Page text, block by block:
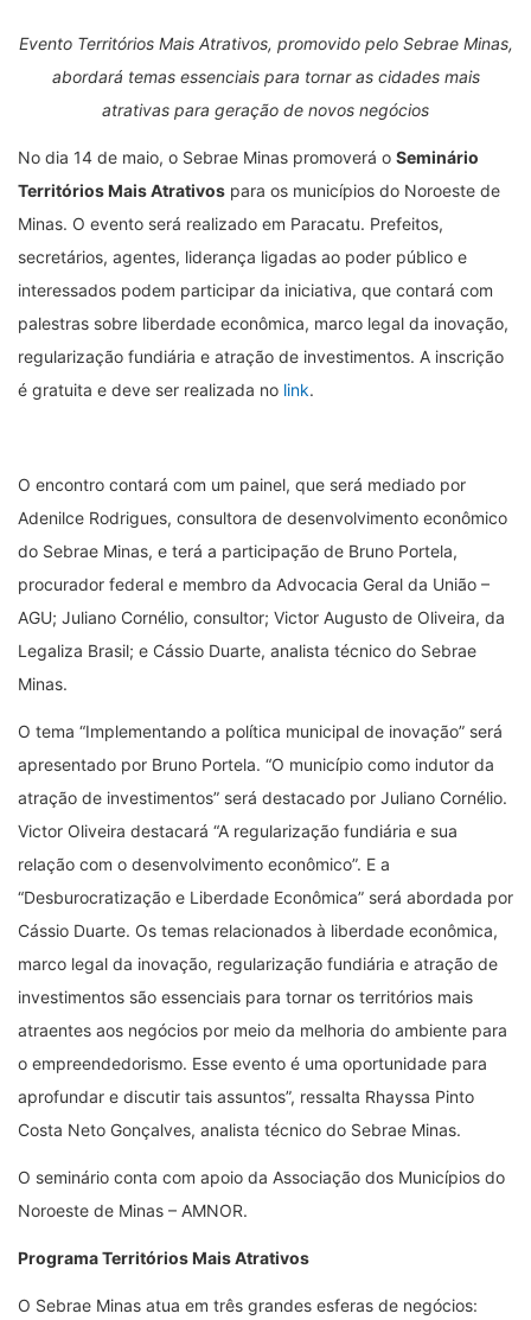
Evento Territórios Mais Atrativos, promovido pelo Sebrae Minas,
abordará temas essenciais para tornar as cidades mais
atrativas para geração de novos negócios
No dia 14 de maio, o Sebrae Minas promoverá o Seminário
Territórios Mais Atrativos para os municípios do Noroeste de
Minas. O evento será realizado em Paracatu. Prefeitos,
secretários, agentes, liderança ligadas ao poder público e
interessados podem participar da iniciativa, que contará com
palestras sobre liberdade econômica, marco legal da inovação,
regularização fundiária e atração de investimentos. A inscrição
é gratuita e deve ser realizada no link.
O encontro contará com um painel, que será mediado por
Adenilce Rodrigues, consultora de desenvolvimento econômico
do Sebrae Minas, e terá a participação de Bruno Portela,
procurador federal e membro da Advocacia Geral da União –
AGU; Juliano Cornélio, consultor; Victor Augusto de Oliveira, da
Legaliza Brasil; e Cássio Duarte, analista técnico do Sebrae
Minas.
O tema “Implementando a política municipal de inovação” será
apresentado por Bruno Portela. “O município como indutor da
atração de investimentos” será destacado por Juliano Cornélio.
Victor Oliveira destacará “A regularização fundiária e sua
relação com o desenvolvimento econômico”. E a
“Desburocratização e Liberdade Econômica” será abordada por
Cássio Duarte. Os temas relacionados à liberdade econômica,
marco legal da inovação, regularização fundiária e atração de
investimentos são essenciais para tornar os territórios mais
atraentes aos negócios por meio da melhoria do ambiente para
o empreendedorismo. Esse evento é uma oportunidade para
aprofundar e discutir tais assuntos”, ressalta Rhayssa Pinto
Costa Neto Gonçalves, analista técnico do Sebrae Minas.
O seminário conta com apoio da Associação dos Municípios do
Noroeste de Minas – AMNOR.
Programa Territórios Mais Atrativos
O Sebrae Minas atua em três grandes esferas de negócios: